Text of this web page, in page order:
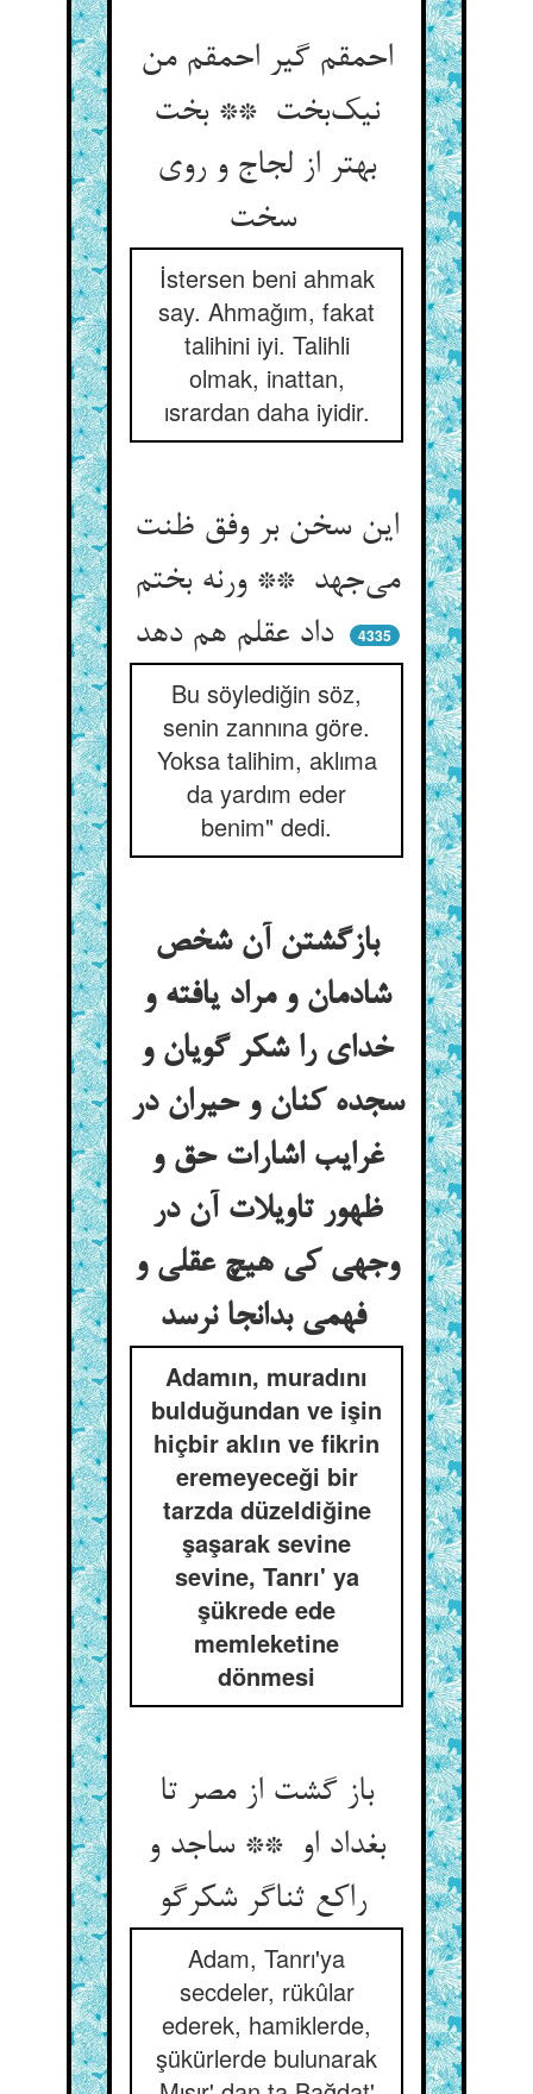
احمقم گیر احمقم من
نیک‌بخت ** بخت
بهتر از لجاج و روی
سخت
İstersen beni ahmak
say. Ahmağım, fakat
talihini iyi. Talihli
olmak, inattan,
ısrardan daha iyidir.
این سخن بر وفق ظنت
می‌جهد ** ورنه بختم
داد عقلم هم دهد
4335
Bu söylediğin söz,
senin zannına göre.
Yoksa talihim, aklıma
da yardım eder
benim" dedi.
بازگشتن آن شخص
شادمان و مراد یافته و
خدای را شکر گویان و
سجده کنان و حیران در
غرایب اشارات حق و
ظهور تاویلات آن در
وجهی کی هیچ عقلی و
فهمی بدانجا نرسد
Adamın, muradını
bulduğundan ve işin
hiçbir aklın ve fikrin
eremeyeceği bir
tarzda düzeldiğine
şaşarak sevine
sevine, Tanrı' ya
şükrede ede
memleketine
dönmesi
باز گشت از مصر تا
بغداد او ** ساجد و
راکع ثناگر شکرگو
Adam, Tanrı'ya
secdeler, rükûlar
ederek, hamiklerde,
şükürlerde bulunarak